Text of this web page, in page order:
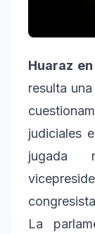
Huaraz
resulta
judiciales
jugada
La